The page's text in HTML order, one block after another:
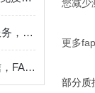
FAPAS能力验证PAD定制服务，让您的验证更便捷
致FAPAS用户的一封感谢信，FAPAS中国20周年*开启
您减少
更多
部分质